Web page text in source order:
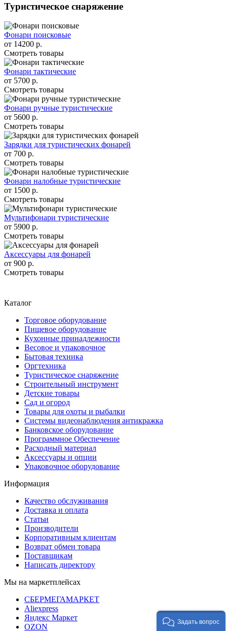
Туристическое снаряжение
Фонари поисковые
от 14200 р.
Смотреть товары
Фонари тактические
от 5700 р.
Смотреть товары
Фонари ручные туристические
от 5600 р.
Смотреть товары
Зарядки для туристических фонарей
от 700 р.
Смотреть товары
Фонари налобные туристические
от 1500 р.
Смотреть товары
Мультифонари туристические
от 5900 р.
Смотреть товары
Аксессуары для фонарей
от 900 р.
Смотреть товары
Каталог
Торговое оборудование
Пищевое оборудование
Кухонные принадлежности
Весовое и упаковочное
Бытовая техника
Оргтехника
Туристическое снаряжение
Строительный инструмент
Детские товары
Сад и огород
Товары для охоты и рыбалки
Системы видеонаблюдения антикражка
Банковское оборудование
Программное Обеспечение
Расходный материал
Аксессуары и опции
Упаковочное оборудование
Информация
Качество обслуживания
Доставка и оплата
Статьи
Производители
Корпоративным клиентам
Возврат обмен товара
Поставщикам
Написать директору
Мы на маркетплейсах
СБЕРМЕГАМАРКЕТ
Aliexpress
Яндекс Маркет
OZON
Задать вопрос